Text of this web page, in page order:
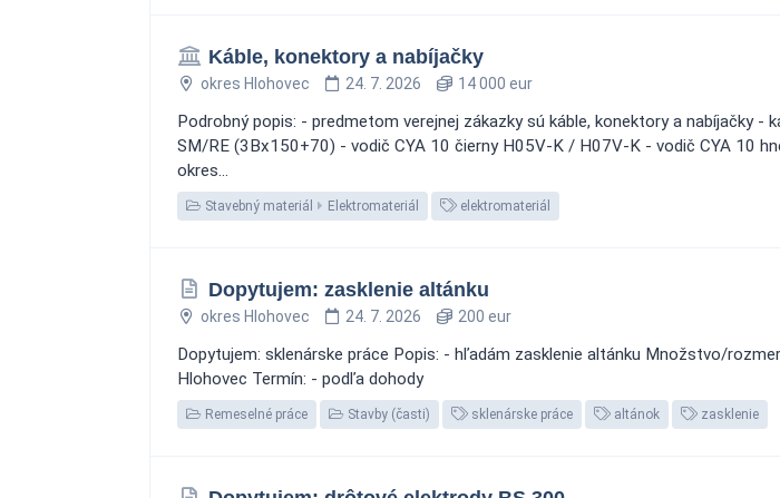
Káble, konektory a nabíjačky
okres Hlohovec 24. 7. 2026 14 000 eur
Podrobný popis: - predmetom verejnej zákazky sú káble, konektory a nabíjačky
SM/RE (3Bx150+70) - vodič CYA 10 čierny H05V-K / H07V-K - vodič CYA 10
okres...
Stavebný materiál Elektromateriál elektromateriál
Dopytujem: zasklenie altánku
okres Hlohovec 24. 7. 2026 200 eur
Dopytujem: sklenárske práce Popis: - hľadám zasklenie altánku Množstvo/
Hlohovec Termín: - podľa dohody
Remeselné práce Stavby (časti) sklenárske práce altánok zasklenie